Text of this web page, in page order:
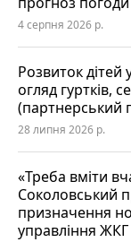
4 серпня 2026 р.
Розвиток дітей
огляд гуртків,
(партнерський
28 липня 2026 р.
«Треба вміти
Соколовський
призначення
управління ЖКГ